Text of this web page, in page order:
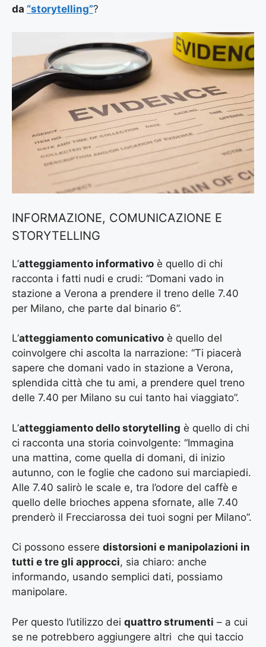
da “storytelling”?
INFORMAZIONE, COMUNICAZIONE E
STORYTELLING
L’atteggiamento informativo è quello di chi
racconta i fatti nudi e crudi: “Domani vado in
stazione a Verona a prendere il treno delle 7.40
per Milano, che parte dal binario 6”.
L’atteggiamento comunicativo è quello del
coinvolgere chi ascolta la narrazione: “Ti piacerà
sapere che domani vado in stazione a Verona,
splendida città che tu ami, a prendere quel treno
delle 7.40 per Milano su cui tanto hai viaggiato”.
L’atteggiamento dello storytelling è quello di chi
ci racconta una storia coinvolgente: “Immagina
una mattina, come quella di domani, di inizio
autunno, con le foglie che cadono sui marciapiedi.
Alle 7.40 salirò le scale e, tra l’odore del caffè e
quello delle brioches appena sfornate, alle 7.40
prenderò il Frecciarossa dei tuoi sogni per Milano”.
Ci possono essere distorsioni e manipolazioni in
tutti e tre gli approcci, sia chiaro: anche
informando, usando semplici dati, possiamo
manipolare.
Per questo l’utilizzo dei quattro strumenti – a cui
se ne potrebbero aggiungere altri che qui taccio